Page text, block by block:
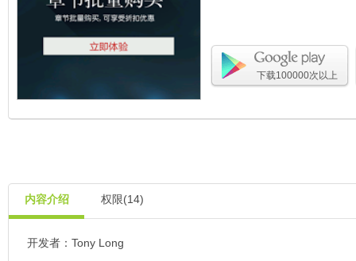
下载100000次以上
内容介绍 权限(14)
开发者：Tony Long